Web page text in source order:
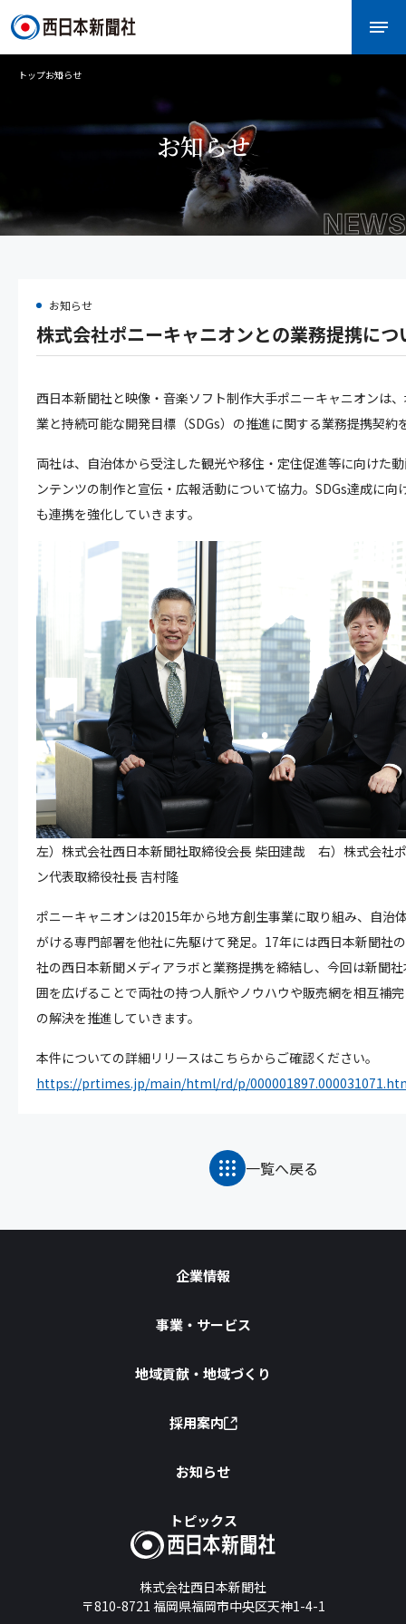
トップお知らせ
お知らせ
NEWS
お知らせ
株式会社ポニーキャニオンとの業務提携につ
西日本新聞社と映像・音楽ソフト制作大手ポニーキャニオンは
業と持続可能な開発目標（SDGs）の推進に関する業務提携契約
両社は、自治体から受注した観光や移住・定住促進等に向けた
ンテンツの制作と宣伝・広報活動について協力。SDGs達成に向
も連携を強化していきます。
左）株式会社西日本新聞社取締役会長 柴田建哉 右）株式会社
ン代表取締役社長 吉村隆
ポニーキャニオンは2015年から地方創生事業に取り組み、自治
がける専門部署を他社に先駆けて発足。17年には西日本新聞社
社の西日本新聞メディアラボと業務提携を締結し、今回は新聞
囲を広げることで両社の持つ人脈やノウハウや販売網を相互補
の解決を推進していきます。
本件についての詳細リリースはこちらからご確認ください。
https://prtimes.jp/main/html/rd/p/
一覧へ戻る
株式会社西日本新聞社
〒810-8721 福岡県福岡市中央区天神1-4-1
企業情報
事業・サービス
地域貢献・地域づくり
採用案内
お知らせ
トピックス